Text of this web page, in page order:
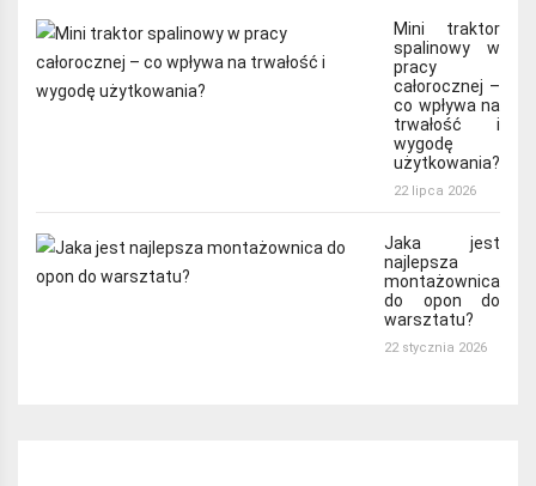
Mini traktor
spalinowy w
pracy
całorocznej –
co wpływa na
trwałość i
wygodę
użytkowania?
22 lipca 2026
Jaka jest
najlepsza
montażownica
do opon do
warsztatu?
22 stycznia 2026